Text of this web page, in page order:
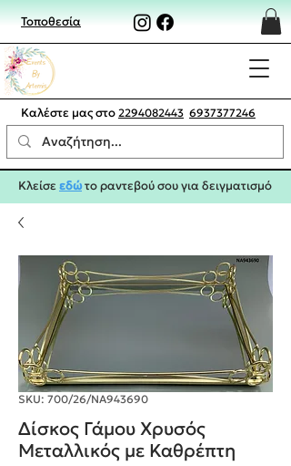
Τοποθεσία
Καλέστε μας στο 2294082443 6937377246
Κλείσεεδώτο ραντεβού σου για δειγματισμό
SKU: 700/26/NA943690
Δίσκος Γάμου Χρυσός
Μεταλλικός με Καθρέπτη